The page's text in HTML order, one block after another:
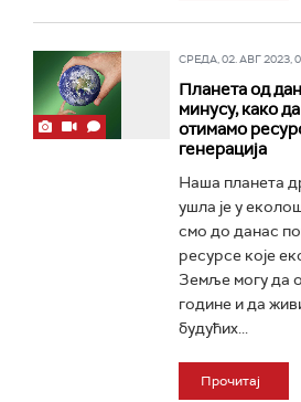
СРЕДА, 02. АВГ 2023,
Планета од
минусу, како
отимамо
генерација
Наша планета
ушла је у
смо до данас
ресурсе које
Земље могу да
године и да
будућих...
Прочитај